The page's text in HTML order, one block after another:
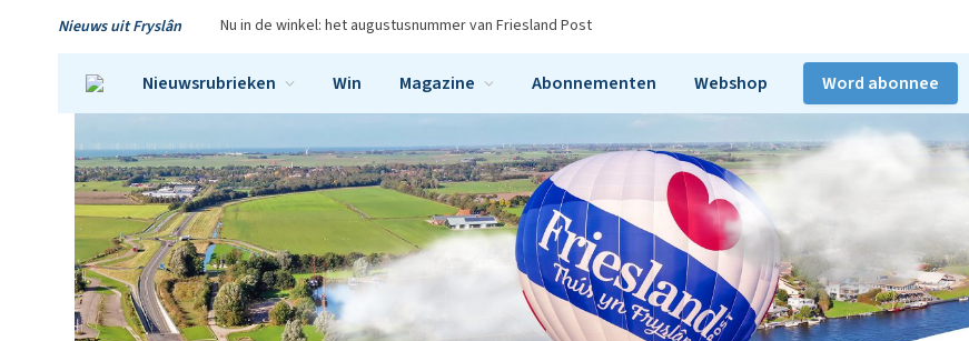
Nieuws uit Fryslân Nu in de winkel: het augustusnummer van Friesland Post
Nieuwsrubrieken Win Magazine Abonnementen Webshop Word abonnee